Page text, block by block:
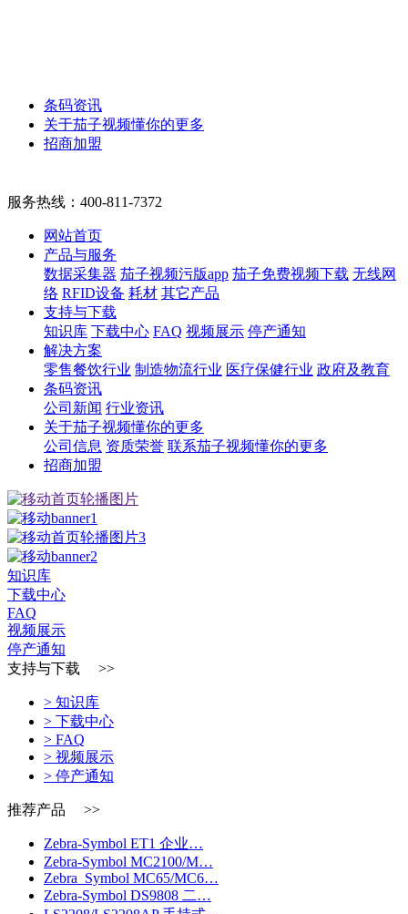
条码资讯
关于茄子视频懂你的更多
招商加盟
服务热线： 400-811-7372
网站首页
产品与服务
数据采集器 茄子视频污版app 茄子免费视频下载 无线网
络 RFID设备 耗材 其它产品
支持与下载
知识库 下载中心 FAQ 视频展示 停产通知
解决方案
零售餐饮行业 制造物流行业 医疗保健行业 政府及教育
条码资讯
公司新闻 行业资讯
关于茄子视频懂你的更多
公司信息 资质荣誉 联系茄子视频懂你的更多
招商加盟
知识库
下载中心
FAQ
视频展示
停产通知
支持与下载 >>
> 知识库
> 下载中心
> FAQ
> 视频展示
> 停产通知
推荐产品 >>
Zebra-Symbol ET1 企业…
Zebra-Symbol MC2100/M…
Zebra_Symbol MC65/MC6…
Zebra-Symbol DS9808 二…